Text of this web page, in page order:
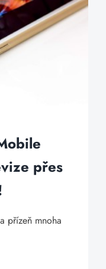
přes
přízeň mnoha